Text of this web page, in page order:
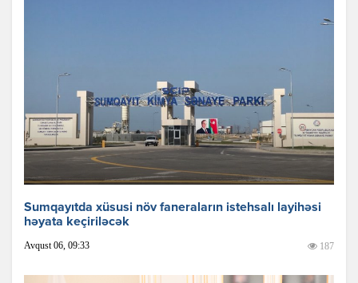
Sumqayıtda xüsusi növ faneraların istehsalı layihəsi
həyata keçiriləcək
Avqust 06, 09:33 187